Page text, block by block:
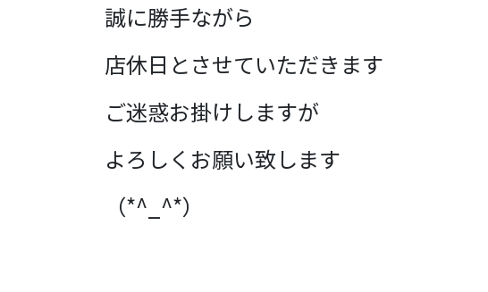
誠に勝手ながら
店休日とさせていただきます
ご迷惑お掛けしますが
よろしくお願い致します
（*^_^*）